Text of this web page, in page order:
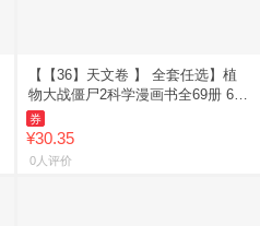
【【36】天文卷 】 全套任选】植
物大战僵尸2科学漫画书全69册 6-
12岁小学生课外书漫画探案卷机械
卷毒物卷经济生活卷
券
¥30.35
0人评价